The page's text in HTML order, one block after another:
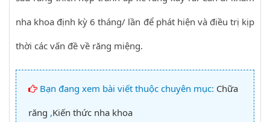
nha khoa định kỳ 6 tháng/ lần để phát hiện và điều trị kịp
thời các vấn đề về răng miệng.
Bạn đang xem bài viết thuộc chuyên mục: Chữa
răng ,Kiến thức nha khoa